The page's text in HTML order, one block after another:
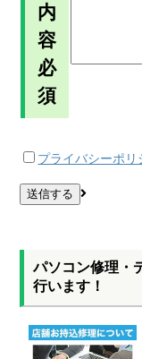
内
容
必
須
プライバシーポリ
パソコン修理・
行います！